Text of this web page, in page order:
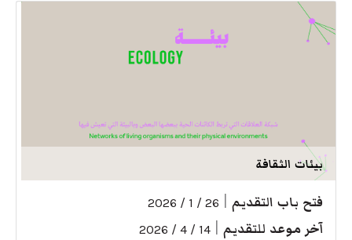
بيئات الثقافة
فتح باب التقديم 26 / 1 / 2026
آخر موعد للتقديم 14 / 4 / 2026